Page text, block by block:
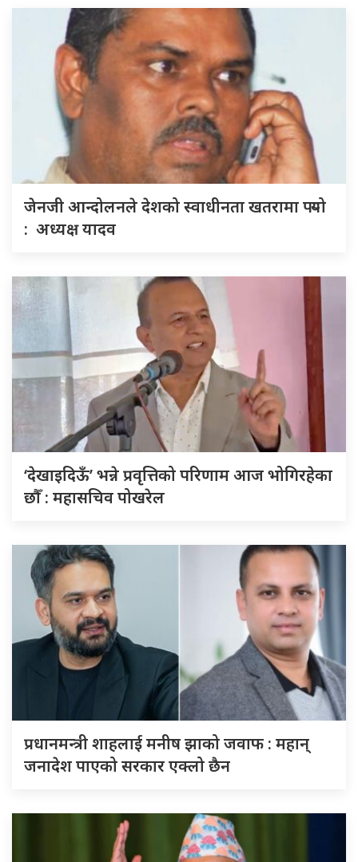
जेनजी आन्दोलनले देशको स्वाधीनता खतरामा पर्‍यो
: अध्यक्ष यादव
‘देखाइदिऊँ’ भन्ने प्रवृत्तिको परिणाम आज भोगिरहेका
छौँ : महासचिव पोखरेल
प्रधानमन्त्री शाहलाई मनीष झाको जवाफ : महान्
जनादेश पाएको सरकार एक्लो छैन